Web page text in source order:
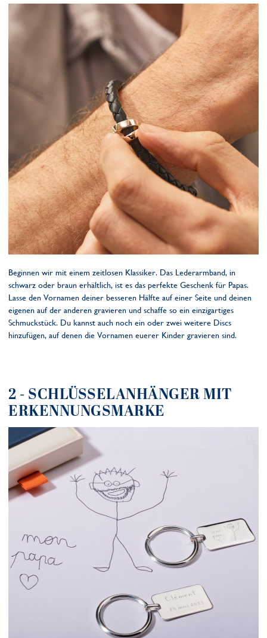
Beginnen wir mit einem zeitlosen Klassiker. Das Lederarmband, in
schwarz oder braun erhältlich, ist es das perfekte Geschenk für Papas.
Lasse den Vornamen deiner besseren Hälfte auf einer Seite und deinen
eigenen auf der anderen gravieren und schaffe so ein einzigartiges
Schmuckstück. Du kannst auch noch ein oder zwei weitere Discs
hinzufügen, auf denen die Vornamen euerer Kinder gravieren sind.
2 - SCHLÜSSELANHÄNGER MIT
ERKENNUNGSMARKE